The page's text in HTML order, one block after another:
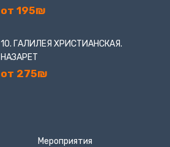
от 195₪
10. ГАЛИЛЕЯ ХРИСТИАНСКАЯ.
НАЗАРЕТ
от 275₪
Мероприятия